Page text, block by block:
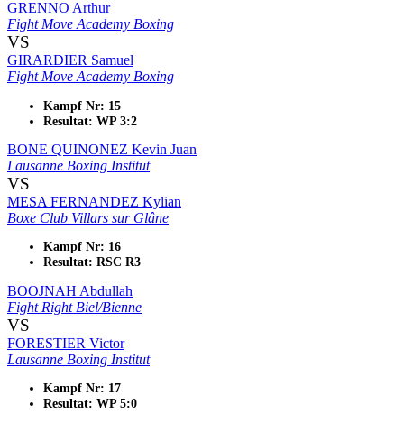
GRENNO Arthur
Fight Move Academy Boxing
VS
GIRARDIER Samuel
Fight Move Academy Boxing
Kampf Nr: 15
Resultat: WP 3:2
BONE QUINONEZ Kevin Juan
Lausanne Boxing Institut
VS
MESA FERNANDEZ Kylian
Boxe Club Villars sur Glâne
Kampf Nr: 16
Resultat: RSC R3
BOOJNAH Abdullah
Fight Right Biel/Bienne
VS
FORESTIER Victor
Lausanne Boxing Institut
Kampf Nr: 17
Resultat: WP 5:0